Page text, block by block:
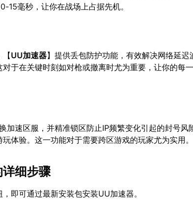
15毫秒，让你在战场上占据先机。
【UU加速器】提供丢包防护功能，有效解决网络延迟
于在关键时刻如对枪或撤离时尤为重要，让你的每
加速区服，并精准锁区防止IP频繁变化引起的封号风
体验。这一功能对于需要跨区游戏的玩家尤为实用
细步骤
即可通过最新安装包安装UU加速器。